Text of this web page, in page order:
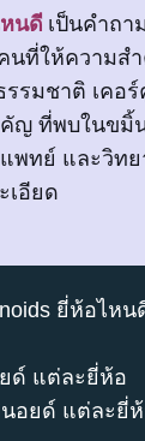
นดี เป็นคำถ
นที่ให้ความส
รรมชาติ เคอ
คัญ ที่พบในขมิ้
พทย์ และวิท
เอียด
ยี่ห้อไหน
ด์ แต่ละยี่ห้อ
อยด์ แต่ละยี่